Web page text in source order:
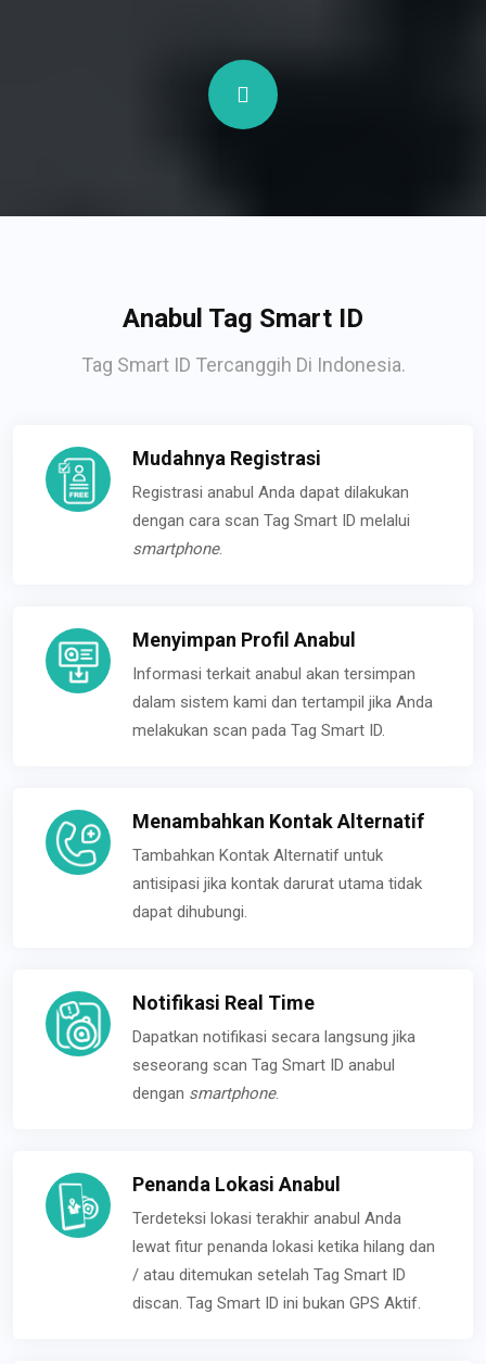
Anabul Tag Smart ID
Tag Smart ID Tercanggih Di Indonesia.
Mudahnya Registrasi
Registrasi anabul Anda dapat dilakukan
dengan cara scan Tag Smart ID melalui
smartphone.
Menyimpan Profil Anabul
Informasi terkait anabul akan tersimpan
dalam sistem kami dan tertampil jika Anda
melakukan scan pada Tag Smart ID.
Menambahkan Kontak Alternatif
Tambahkan Kontak Alternatif untuk
antisipasi jika kontak darurat utama tidak
dapat dihubungi.
Notifikasi Real Time
Dapatkan notifikasi secara langsung jika
seseorang scan Tag Smart ID anabul
dengan smartphone.
Penanda Lokasi Anabul
Terdeteksi lokasi terakhir anabul Anda
lewat fitur penanda lokasi ketika hilang dan
/ atau ditemukan setelah Tag Smart ID
discan. Tag Smart ID ini bukan GPS Aktif.